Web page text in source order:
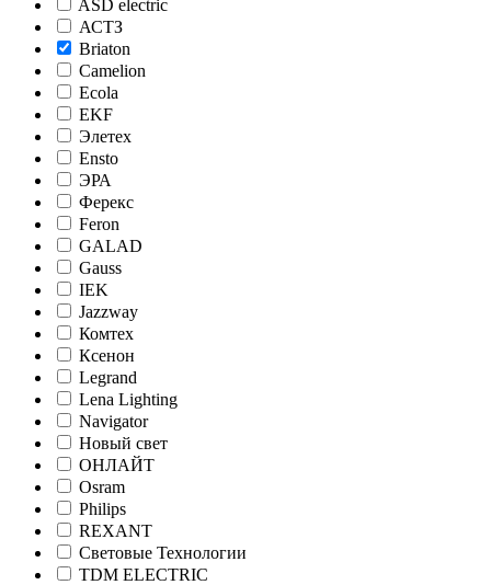
ASD electric
АСТЗ
Briaton
Camelion
Ecola
EKF
Элетех
Ensto
ЭРА
Ферекс
Feron
GALAD
Gauss
IEK
Jazzway
Комтех
Ксенон
Legrand
Lena Lighting
Navigator
Новый свет
ОНЛАЙТ
Osram
Philips
REXANT
Световые Технологии
TDM ELECTRIC